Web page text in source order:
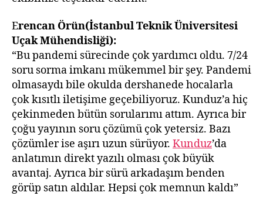
Erencan Örün(İstanbul Teknik Üniversitesi
Uçak Mühendisliği):
“Bu pandemi sürecinde çok yardımcı oldu. 7/24
soru sorma imkanı mükemmel bir şey. Pandemi
olmasaydı bile okulda dershanede hocalarla
çok kısıtlı iletişime geçebiliyoruz. Kunduz’a hiç
çekinmeden bütün sorularımı attım. Ayrıca bir
çoğu yayının soru çözümü çok yetersiz. Bazı
çözümler ise aşırı uzun sürüyor. Kunduz’da
anlatımın direkt yazılı olması çok büyük
avantaj. Ayrıca bir sürü arkadaşım benden
görüp satın aldılar. Hepsi çok memnun kaldı”